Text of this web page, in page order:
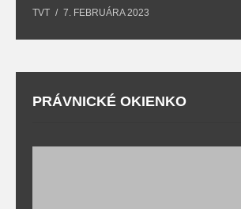
TVT 7. FEBRUÁRA 2023
PRÁVNICKÉ OKIENKO